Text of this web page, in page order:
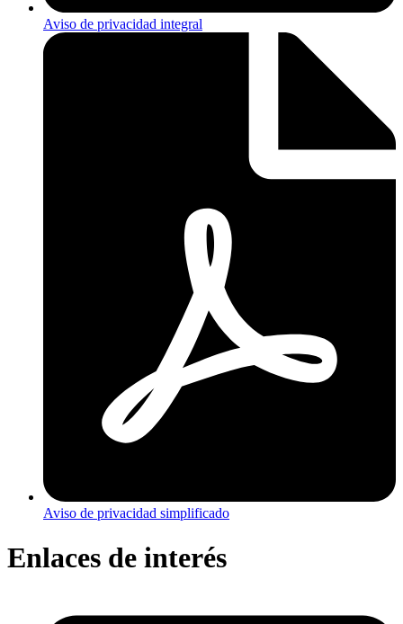
Aviso de privacidad integral
Aviso de privacidad simplificado
Enlaces de interés